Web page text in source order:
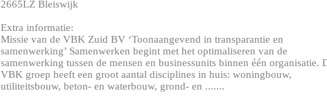
2665LZ Bleiswijk
Extra informatie:
Missie van de VBK Zuid BV ‘Toonaangevend in transparantie en
samenwerking’ Samenwerken begint met het optimaliseren van de
samenwerking tussen de mensen en businessunits binnen één organisatie.
VBK groep heeft een groot aantal disciplines in huis: woningbouw,
utiliteitsbouw, beton- en waterbouw, grond- en .......